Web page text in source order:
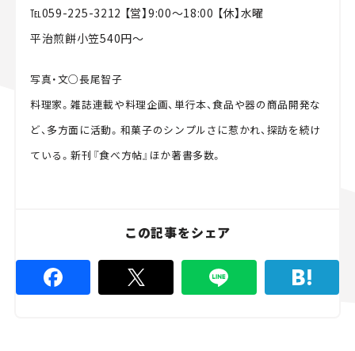
℡059-225-3212 【営】9:00～18:00 【休】水曜
平治煎餅小笠540円～
写真・文○長尾智子
料理家。雑誌連載や料理企画、単行本、食品や器の商品開発な
ど、多方面に活動。和菓子のシンプルさに惹かれ、探訪を続け
ている。新刊『食べ方帖』ほか著書多数。
この記事をシェア